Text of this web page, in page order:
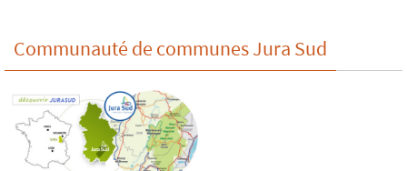
Communauté de communes Jura Sud